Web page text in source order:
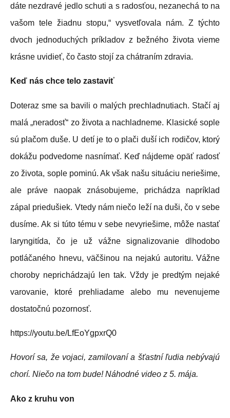
dáte nezdravé jedlo schuti a s radosťou, nezanechá to na
vašom tele žiadnu stopu,“ vysvetľovala nám. Z týchto
dvoch jednoduchých príkladov z bežného života vieme
krásne uvidieť, čo často stojí za chátraním zdravia.
Keď nás chce telo zastaviť
Doteraz sme sa bavili o malých prechladnutiach. Stačí aj
malá „neradosť“ zo života a nachladneme. Klasické sople
sú plačom duše. U detí je to o plači duší ich rodičov, ktorý
dokážu podvedome nasnímať. Keď nájdeme opäť radosť
zo života, sople pominú. Ak však našu situáciu neriešime,
ale práve naopak znásobujeme, prichádza napríklad
zápal priedušiek. Vtedy nám niečo leží na duši, čo v sebe
dusíme. Ak si túto tému v sebe nevyriešime, môže nastať
laryngitída, čo je už vážne signalizovanie dlhodobo
potláčaného hnevu, väčšinou na nejakú autoritu. Vážne
choroby neprichádzajú len tak. Vždy je predtým nejaké
varovanie, ktoré prehliadame alebo mu nevenujeme
dostatočnú pozornosť.
https://youtu.be/LfEoYgpxrQ0
Hovorí sa, že vojaci, zamilovaní a šťastní ľudia nebývajú
chorí. Niečo na tom bude! Náhodné video z 5. mája.
Ako z kruhu von